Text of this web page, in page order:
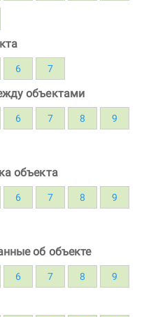
6 7
объектами
6 7 8 9
объекта
6 7 8 9
об объекте
6 7 8 9